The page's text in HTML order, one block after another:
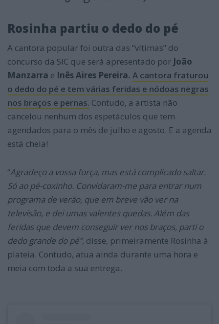
Rosinha partiu o dedo do pé
A cantora popular foi outra das “vítimas” do
concurso da SIC que será apresentado por João
Manzarra e Inês Aires Pereira. A cantora fraturou
o dedo do pé e tem várias feridas e nódoas negras
nos braços e pernas. Contudo, a artista não
cancelou nenhum dos espetáculos que tem
agendados para o mês de julho e agosto. E a agenda
está cheia!
“Agradeço a vossa força, mas está complicado saltar.
Só ao pé-coxinho. Convidaram-me para entrar num
programa de verão, que em breve vão ver na
televisão, e dei umas valentes quedas. Além das
feridas que devem conseguir ver nos braços, parti o
dedo grande do pé”, disse, primeiramente Rosinha à
plateia. Contudo, atua ainda durante uma hora e
meia com toda a sua entrega.